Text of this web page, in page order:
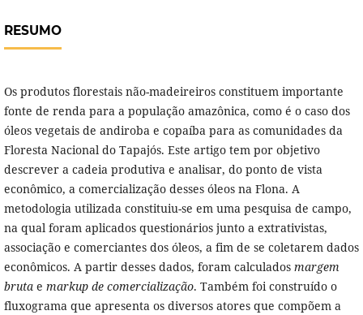
RESUMO
Os produtos florestais não-madeireiros constituem importante
fonte de renda para a população amazônica, como é o caso dos
óleos vegetais de andiroba e copaíba para as comunidades da
Floresta Nacional do Tapajós. Este artigo tem por objetivo
descrever a cadeia produtiva e analisar, do ponto de vista
econômico, a comercialização desses óleos na Flona. A
metodologia utilizada constituiu-se em uma pesquisa de campo,
na qual foram aplicados questionários junto a extrativistas,
associação e comerciantes dos óleos, a fim de se coletarem dados
econômicos. A partir desses dados, foram calculados margem
brutae markup de comercialização. Também foi construído o
fluxograma que apresenta os diversos atores que compõem a